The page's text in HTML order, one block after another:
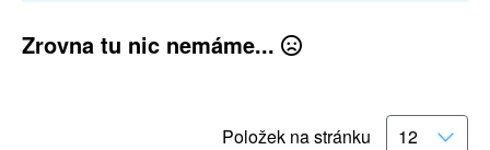
Zrovna tu nic nemáme...
Položek na stránku